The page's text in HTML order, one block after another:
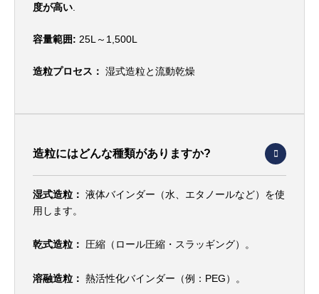
度が高い
容量範囲: 25L～1,500L
造粒プロセス： 湿式造粒と流動乾燥
造粒にはどんな種類がありますか?
湿式造粒： 液体バインダー（水、エタノールなど）を使
用します。
乾式造粒： 圧縮（ロール圧縮・スラッギング）。
溶融造粒： 熱活性化バインダー（例：PEG）。